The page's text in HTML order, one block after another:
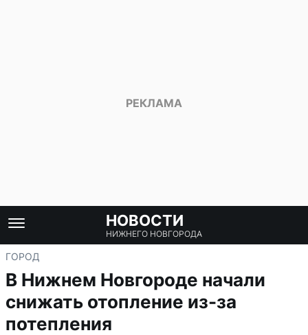
НОВОСТИ
НИЖНЕГО НОВГОРОДА
ГОРОД
В Нижнем Новгороде начали
снижать отопление из-за
потепления